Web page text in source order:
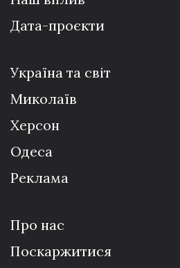
Дата-проєкти
Україна та світ
Миколаїв
Херсон
Одеса
Реклама
Про нас
Поскаржитися